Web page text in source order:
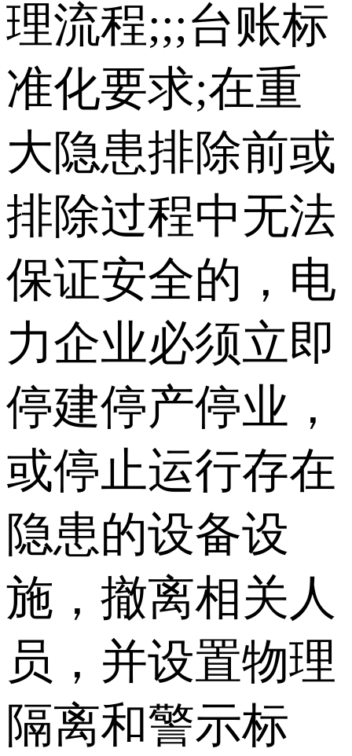
理流程;;;台账标
准化要求;在重
大隐患排除前或
排除过程中无法
保证安全的，电
力企业必须立即
停建停产停业，
或停止运行存在
隐患的设备设
施，撤离相关人
员，并设置物理
隔离和警示标